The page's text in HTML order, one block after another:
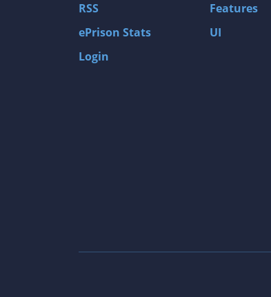
RSS
ePrison Stats
Login
Features
UI